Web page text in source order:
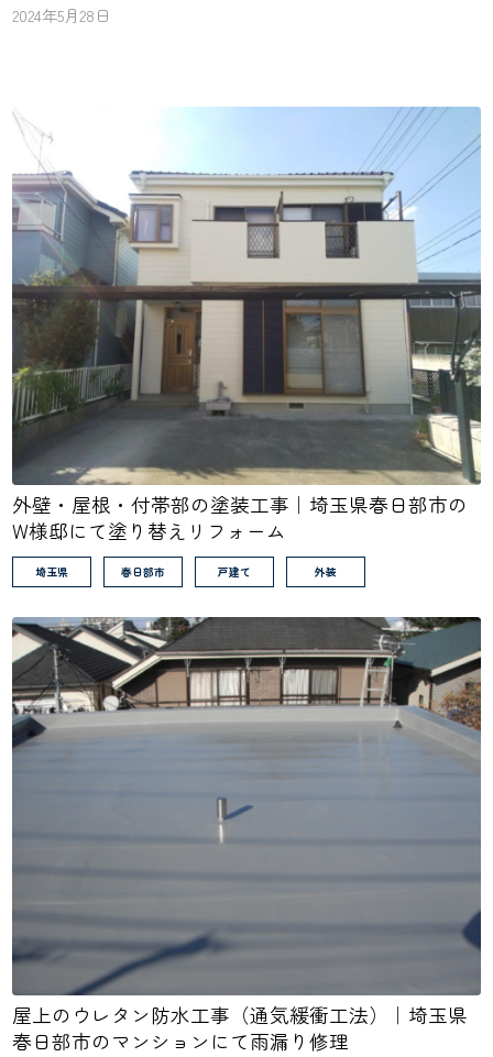
2024年5月28日
外壁・屋根・付帯部の塗装工事｜埼玉県春日部市の
W様邸にて塗り替えリフォーム
埼玉県 春日部市 戸建て 外装
屋上のウレタン防水工事（通気緩衝工法）｜埼玉県
春日部市のマンションにて雨漏り修理